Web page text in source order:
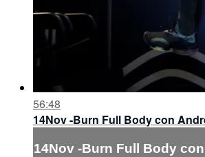
56:48
14Nov -Burn Full Body con
14Nov -Burn Full Body